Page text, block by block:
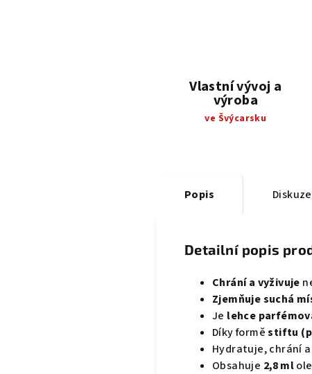
Vlastní vývoj a
výroba
ve Švýcarsku
Popis Diskuze
Detailní popis
Chrání a vyživuje
Zjemňuje suchá
Je lehce
Díky forměstiftu
Hydratuje, chrání
Obsahuje 2,8 ml